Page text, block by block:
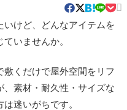

いけど、どんなアイテムを
いませんか。
くだけで屋外空間をリフ
、素材・耐久性・サイズな
迷いがちです。